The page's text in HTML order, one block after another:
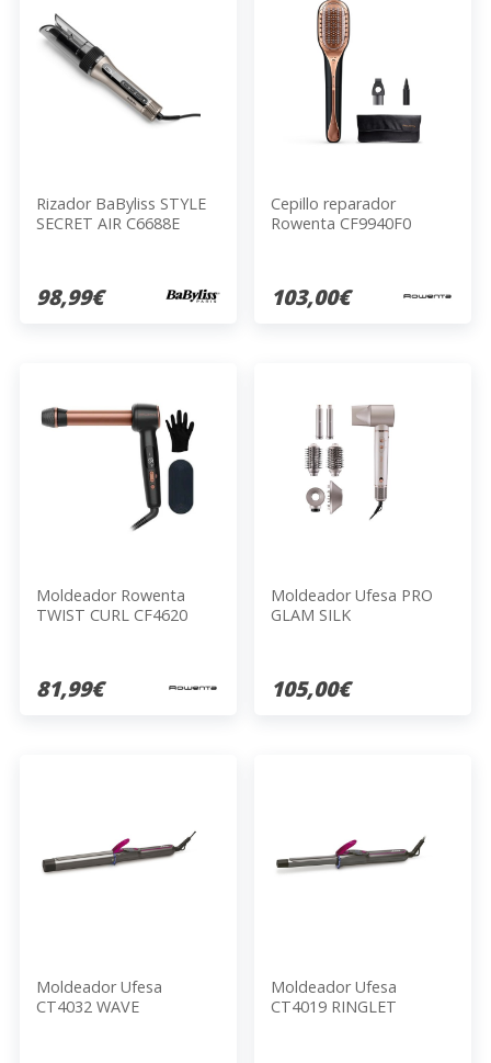
Rizador BaByliss STYLE
SECRET AIR C6688E
98,99€
Cepillo reparador
Rowenta CF9940F0
103,00€
Moldeador Rowenta
TWIST CURL CF4620
81,99€
Moldeador Ufesa PRO
GLAM SILK
105,00€
Moldeador Ufesa
CT4032 WAVE
Moldeador Ufesa
CT4019 RINGLET